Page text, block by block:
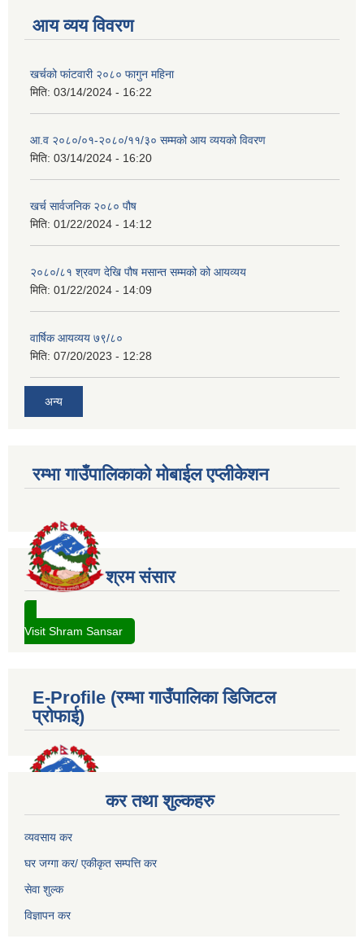
आय व्यय विवरण
खर्चको फांटवारी २०८० फागुन महिना
मिति: 03/14/2024 - 16:22
आ.व २०८०/०१-२०८०/११/३० सम्मको आय व्ययको विवरण
मिति: 03/14/2024 - 16:20
खर्च सार्वजनिक २०८० पौष
मिति: 01/22/2024 - 14:12
२०८०/८१ श्रवण देखि पौष मसान्त सम्मको को आयव्यय
मिति: 01/22/2024 - 14:09
वार्षिक आयव्यय ७९/८०
मिति: 07/20/2023 - 12:28
अन्य
रम्भा गाउँपालिकाको मोबाईल एप्लीकेशन
श्रम संसार
Visit Shram Sansar
E-Profile (रम्भा गाउँपालिका डिजिटल
प्रोफाई)
कर तथा शुल्कहरु
व्यवसाय कर
घर जग्गा कर/ एकीकृत सम्पत्ति कर
सेवा शुल्क
विज्ञापन कर